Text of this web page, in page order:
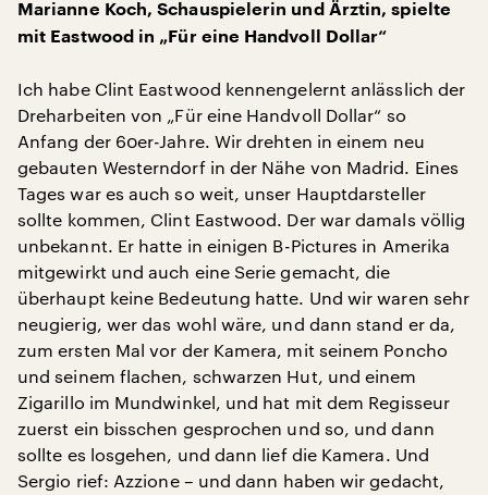
Marianne Koch, Schauspielerin und Ärztin, spielte
mit Eastwood in „Für eine Handvoll Dollar“
Ich habe Clint Eastwood kennengelernt anlässlich der
Dreharbeiten von „Für eine Handvoll Dollar“ so
Anfang der 60er-Jahre. Wir drehten in einem neu
gebauten Westerndorf in der Nähe von Madrid. Eines
Tages war es auch so weit, unser Hauptdarsteller
sollte kommen, Clint Eastwood. Der war damals völlig
unbekannt. Er hatte in einigen B-Pictures in Amerika
mitgewirkt und auch eine Serie gemacht, die
überhaupt keine Bedeutung hatte. Und wir waren sehr
neugierig, wer das wohl wäre, und dann stand er da,
zum ersten Mal vor der Kamera, mit seinem Poncho
und seinem flachen, schwarzen Hut, und einem
Zigarillo im Mundwinkel, und hat mit dem Regisseur
zuerst ein bisschen gesprochen und so, und dann
sollte es losgehen, und dann lief die Kamera. Und
Sergio rief: Azzione – und dann haben wir gedacht,